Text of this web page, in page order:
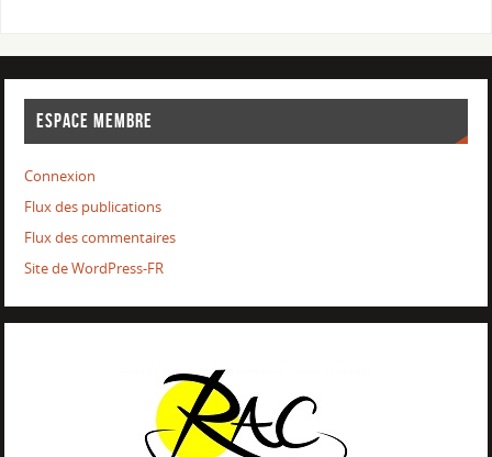
ESPACE MEMBRE
Connexion
Flux des publications
Flux des commentaires
Site de WordPress-FR